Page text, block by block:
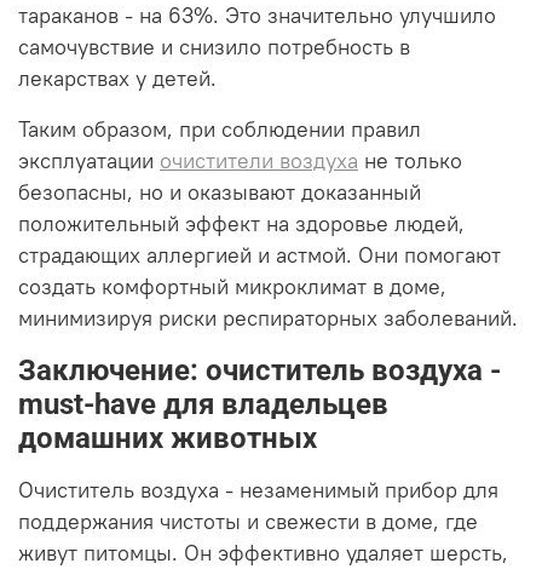
тараканов - на 63%. Это значительно улучшило
самочувствие и снизило потребность в
лекарствах у детей.
Таким образом, при соблюдении правил
эксплуатации очистители воздуха не только
безопасны, но и оказывают доказанный
положительный эффект на здоровье людей,
страдающих аллергией и астмой. Они помогают
создать комфортный микроклимат в доме,
минимизируя риски респираторных заболеваний.
Заключение: очиститель воздуха -
must-have для владельцев
домашних животных
Очиститель воздуха - незаменимый прибор для
поддержания чистоты и свежести в доме, где
живут питомцы. Он эффективно удаляет шерсть,